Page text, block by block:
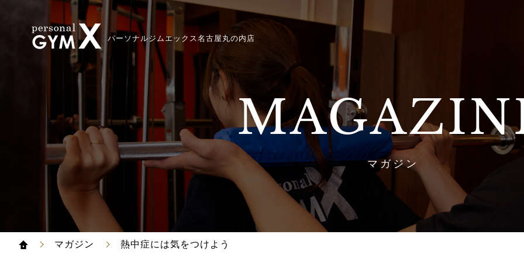
パーソナルジムエックス名古屋丸の内店
マガジン
マガジン 熱中症には気をつけよう